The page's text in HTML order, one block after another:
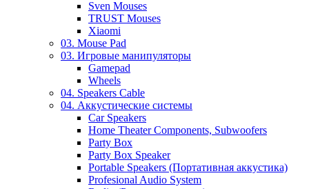
Sven Mouses
TRUST Mouses
Xiaomi
03. Mouse Pad
03. Игровые манипуляторы
Gamepad
Wheels
04. Speakers Cable
04. Аккустические системы
Car Speakers
Home Theater Components, Subwoofers
Party Box
Party Box Speaker
Portable Speakers (Портативная аккустика)
Profesional Audio System